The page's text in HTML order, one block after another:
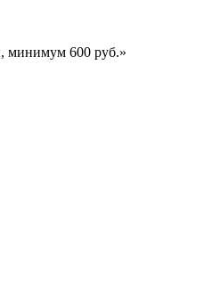
минимум 600 руб.»